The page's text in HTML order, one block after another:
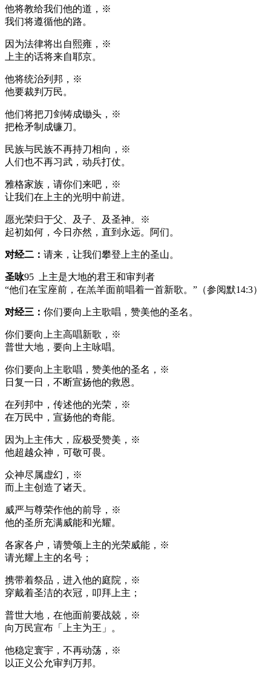
他将教给我们他的道，※
我们将遵循他的路。
因为法律将出自熙雍，※
上主的话将来自耶京。
他将统治列邦，※
他要裁判万民。
他们将把刀剑铸成锄头，※
把枪矛制成镰刀。
民族与民族不再持刀相向，※
人们也不再习武，动兵打仗。
雅格家族，请你们来吧，※
让我们在上主的光明中前进。
愿光荣归于父、及子、及圣神。※
起初如何，今日亦然，直到永远。阿们。
对经二： 请来，让我们攀登上主的圣山。
圣咏95 上主是大地的君王和审判者
“他们在宝座前，在羔羊面前唱着一首新歌。”（参阅默14:3）
对经三： 你们要向上主歌唱，赞美他的圣名。
你们要向上主高唱新歌，※
普世大地，要向上主咏唱。
你们要向上主歌唱，赞美他的圣名，※
日复一日，不断宣扬他的救恩。
在列邦中，传述他的光荣，※
在万民中，宣扬他的奇能。
因为上主伟大，应极受赞美，※
他超越众神，可敬可畏。
众神尽属虚幻，※
而上主创造了诸天。
威严与尊荣作他的前导，※
他的圣所充满威能和光耀。
各家各户，请赞颂上主的光荣威能，※
请光耀上主的名号；
携带着祭品，进入他的庭院，※
穿戴着圣洁的衣冠，叩拜上主；
普世大地，在他面前要战兢，※
向万民宣布「上主为王」。
他稳定寰宇，不再动荡，※
以正义公允审判万邦。